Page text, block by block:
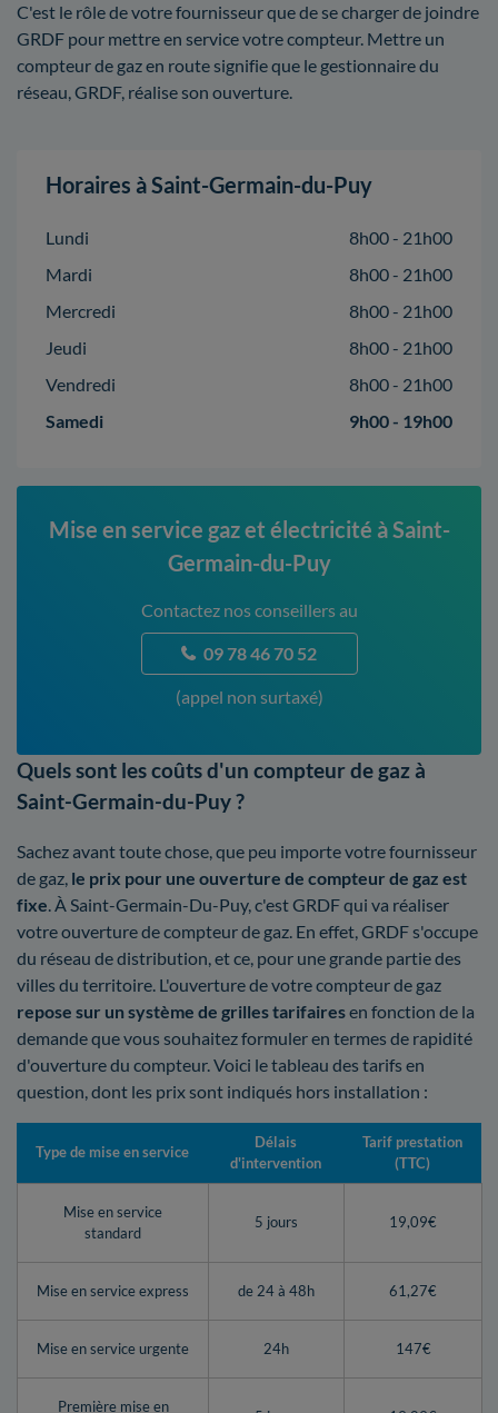
C'est le rôle de votre fournisseur que de se charger de joindre
GRDF pour mettre en service votre compteur. Mettre un
compteur de gaz en route signifie que le gestionnaire du
réseau, GRDF, réalise son ouverture.
Horaires à Saint-Germain-du-Puy
Lundi
8h00 - 21h00
Mardi
8h00 - 21h00
Mercredi
8h00 - 21h00
Jeudi
8h00 - 21h00
Vendredi
8h00 - 21h00
Samedi
9h00 - 19h00
Mise en service gaz et électricité à Saint-
Germain-du-Puy
Contactez nos conseillers au
09 78 46 70 52
(appel non surtaxé)
Quels sont les coûts d'un compteur de gaz à
Saint-Germain-du-Puy ?
Sachez avant toute chose, que peu importe votre fournisseur
de gaz, le prix pour une ouverture de compteur de gaz est
fixe. À Saint-Germain-Du-Puy, c'est GRDF qui va réaliser
votre ouverture de compteur de gaz. En effet, GRDF s'occupe
du réseau de distribution, et ce, pour une grande partie des
villes du territoire. L'ouverture de votre compteur de gaz
repose sur un système de grilles tarifairesen fonction de la
demande que vous souhaitez formuler en termes de rapidité
d'ouverture du compteur. Voici le tableau des tarifs en
question, dont les prix sont indiqués hors installation :
Type de mise en service
Délais
d'intervention
Tarif prestation
(TTC)
Mise en service
standard
5 jours 19,09€
Mise en service express de 24 à 48h 61,27€
Mise en service urgente 24h 147€
Première mise en